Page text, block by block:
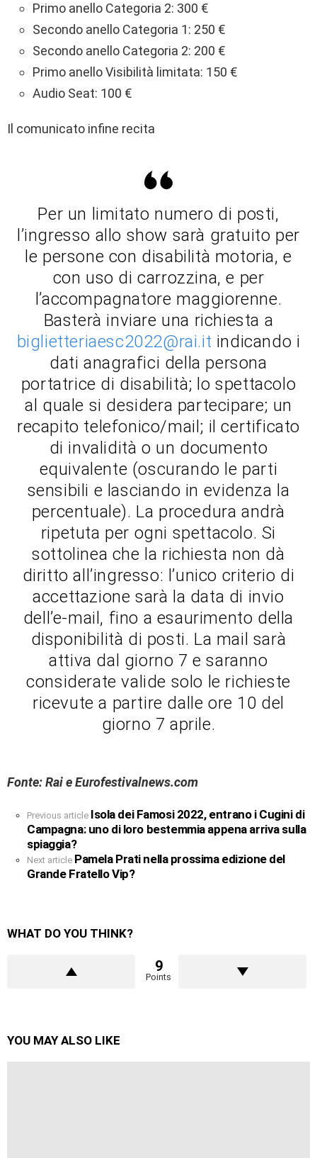
Primo anello Categoria 2: 300 €
Secondo anello Categoria 1: 250 €
Secondo anello Categoria 2: 200 €
Primo anello Visibilità limitata: 150 €
Audio Seat: 100 €
Il comunicato infine recita
Per un limitato numero di posti,
l’ingresso allo show sarà gratuito per
le persone con disabilità motoria, e
con uso di carrozzina, e per
l’accompagnatore maggiorenne.
Basterà inviare una richiesta a
biglietteriaesc2022@rai.it indicando i
dati anagrafici della persona
portatrice di disabilità; lo spettacolo
al quale si desidera partecipare; un
recapito telefonico/mail; il certificato
di invalidità o un documento
equivalente (oscurando le parti
sensibili e lasciando in evidenza la
percentuale). La procedura andrà
ripetuta per ogni spettacolo. Si
sottolinea che la richiesta non dà
diritto all’ingresso: l’unico criterio di
accettazione sarà la data di invio
dell’e-mail, fino a esaurimento della
disponibilità di posti. La mail sarà
attiva dal giorno 7 e saranno
considerate valide solo le richieste
ricevute a partire dalle ore 10 del
giorno 7 aprile.
Fonte: Rai e Eurofestivalnews.com
See
more
Previous article Isola dei Famosi 2022, entrano i Cugini di
Campagna: uno di loro bestemmia appena arriva sulla
spiaggia?
Next article Pamela Prati nella prossima edizione del
Grande Fratello Vip?
WHAT DO YOU THINK?
9
Points
YOU MAY ALSO LIKE